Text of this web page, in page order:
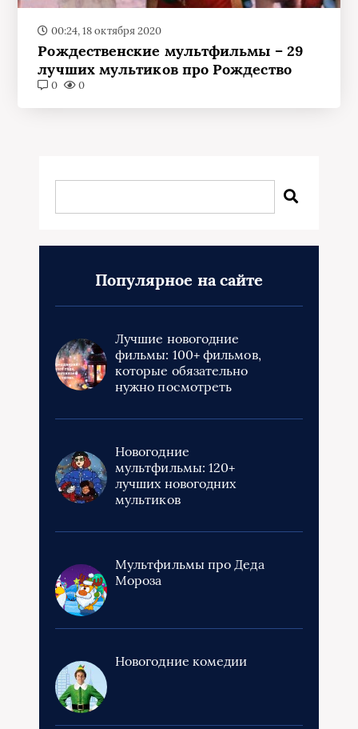
00:24, 18 октября 2020
Рождественские мультфильмы – 29
лучших мультиков про Рождество
0 0
Популярное на сайте
Лучшие новогодние
фильмы: 100+ фильмов,
которые обязательно
нужно посмотреть
Новогодние
мультфильмы: 120+
лучших новогодних
мультиков
Мультфильмы про Деда
Мороза
Новогодние комедии